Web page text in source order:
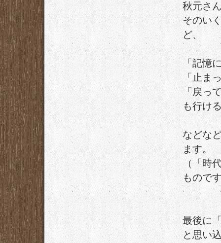
秋元さ
そのい
ど、
「記憶
「止ま
「戻っ
も行け
などな
ます。
（「時
もので
最後に
と思い